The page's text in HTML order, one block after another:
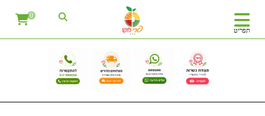
תפריט
0